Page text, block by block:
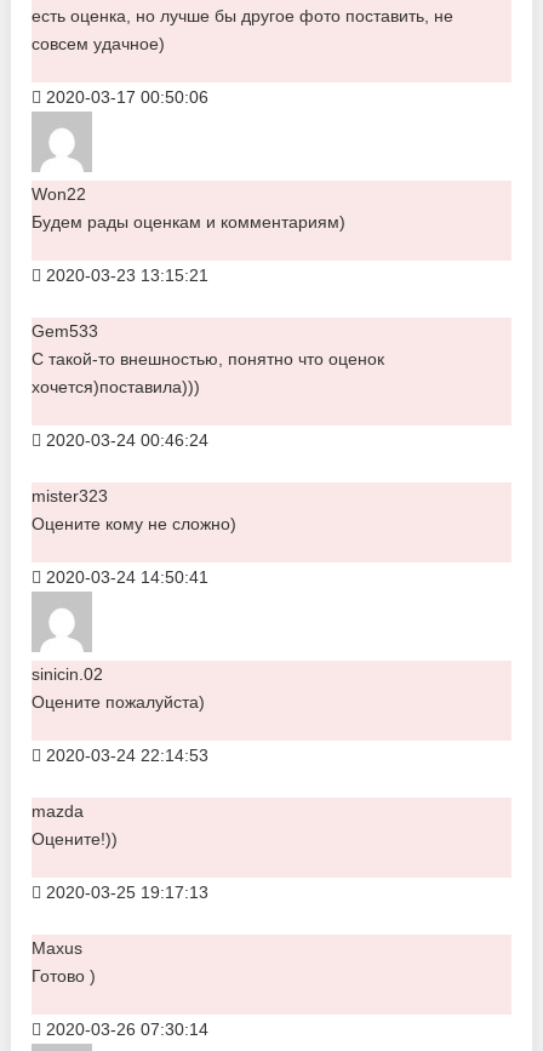
есть оценка, но лучше бы другое фото поставить, не
совсем удачное)
2020-03-17 00:50:06
Won22
Будем рады оценкам и комментариям)
2020-03-23 13:15:21
Gem533
С такой-то внешностью, понятно что оценок
хочется)поставила)))
2020-03-24 00:46:24
mister323
Оцените кому не сложно)
2020-03-24 14:50:41
sinicin.02
Оцените пожалуйста)
2020-03-24 22:14:53
mazda
Оцените!))
2020-03-25 19:17:13
Maxus
Готово )
2020-03-26 07:30:14